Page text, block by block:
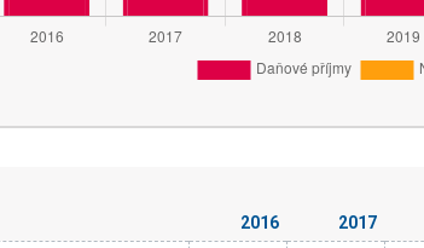
2016 2017